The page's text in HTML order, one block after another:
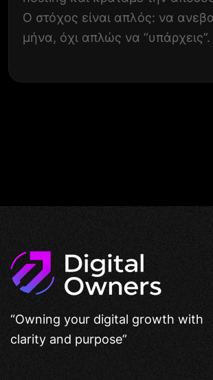
Ο στόχος είναι απλός: να
μήνα, όχι απλώς να “υπάρχεις”.
“Owning your digital growth with
clarity and purpose”